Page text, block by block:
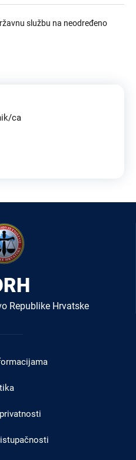
službu na neodređeno
ca
Republike Hrvatske